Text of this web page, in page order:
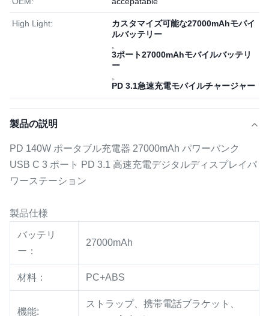
High Light:
カスタマイズ可能な27000mAhモバイ
ルバッテリー
3ポート27000mAhモバイルバッテリ
ー
PD 3.1急速充電モバイルチャージャー
製品の説明
PD 140W ポータブル充電器 27000mAh パワーバンク
USB C 3 ポート PD 3.1 高速充電デジタルディスプレイパ
ワーステーション
製品仕様
バッテリ
ー：
27000mAh
材料： PC+ABS
機能:
ストラップ、携帯電話ブラケット、